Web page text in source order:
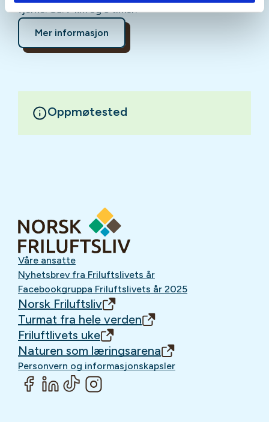
fjerne. Ca. 7 km og 3 timer.
Mer informasjon
Oppmøtested
Våre ansatte
Nyhetsbrev fra Friluftslivets år
Facebookgruppa Friluftslivets år 2025
Norsk Friluftsliv
Turmat fra hele verden
Friluftlivets uke
Naturen som læringsarena
Personvern og informasjonskapsler